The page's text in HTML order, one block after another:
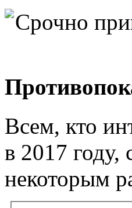
Всем, кто
в 2017 году,
некоторым